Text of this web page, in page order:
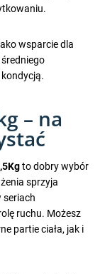
wsparcie dla
– na
to dobry wybór
sprzyja
seriach
ruchu. Możesz
partie ciała, jak i